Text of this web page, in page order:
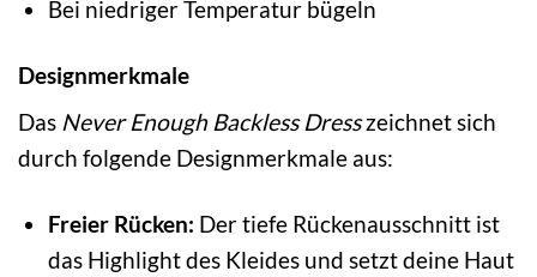
Bei niedriger Temperatur bügeln
Designmerkmale
Das Never Enough Backless Dresszeichnet sich
durch folgende Designmerkmale aus:
Freier Rücken: Der tiefe Rückenausschnitt ist
das Highlight des Kleides und setzt deine Haut